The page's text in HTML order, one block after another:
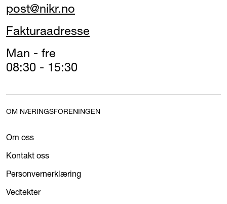
post@nikr.no
Fakturaadresse
Man - fre
08:30 - 15:30
OM NÆRINGSFORENINGEN
Om oss
Kontakt oss
Personvernerklæring
Vedtekter